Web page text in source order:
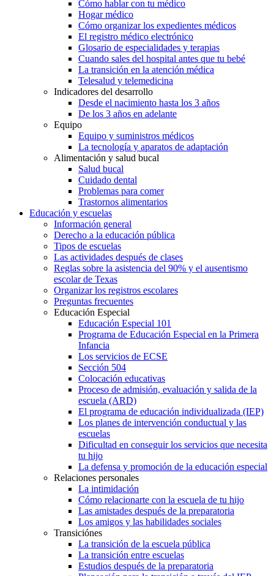
Cómo hablar con tu médico
Hogar médico
Cómo organizar los expedientes médicos
El registro médico electrónico
Glosario de especialidades y terapias
Cuando sales del hospital antes que tu bebé
La transición en la atención médica
Telesalud y telemedicina
Indicadores del desarrollo
Desde el nacimiento hasta los 3 años
De los 3 años en adelante
Equipo
Equipo y suministros médicos
La tecnología y aparatos de adaptación
Alimentación y salud bucal
Salud bucal
Cuidado dental
Problemas para comer
Trastornos alimentarios
Educación y escuelas
Información general
Derecho a la educación pública
Tipos de escuelas
Las actividades después de clases
Reglas sobre la asistencia del 90% y el ausentismo
escolar de Texas
Organizar los registros escolares
Preguntas frecuentes
Educación Especial
Educación Especial 101
Programa de Educación Especial en la Primera
Infancia
Los servicios de ECSE
Sección 504
Colocación educativas
Proceso de admisión, evaluación y salida de la
escuela (ARD)
El programa de educación individualizada (IEP)
Los planes de intervención conductual y las
escuelas
Dificultad en conseguir los servicios que necesita
tu hijo
La defensa y promoción de la educación especial
Relaciones personales
La intimidación
Cómo relacionarte con la escuela de tu hijo
Las amistades después de la preparatoria
Los amigos y las habilidades sociales
Transiciónes
La transición de la escuela pública
La transición entre escuelas
Estudios después de la preparatoria